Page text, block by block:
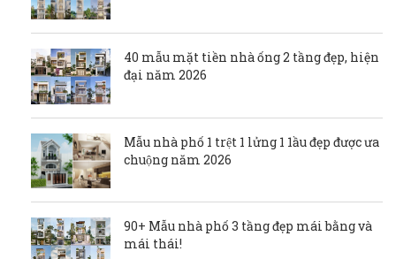
40 mẫu mặt tiền nhà ống 2 tầng đẹp, hiện
đại năm 2026
Mẫu nhà phố 1 trệt 1 lửng 1 1ầu đẹp được ưa
chuộng năm 2026
90+ Mẫu nhà phố 3 tầng đẹp mái bằng và
mái thái!